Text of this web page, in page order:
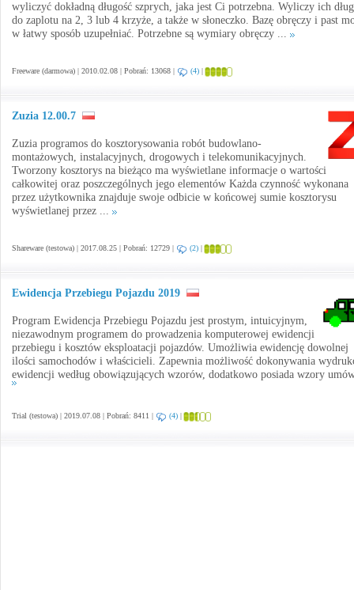
wyliczyć dokładną długość szprych, jaka jest Ci potrzebna. Wyliczy ich
do zaplotu na 2, 3 lub 4 krzyże, a także w słoneczko. Bazę obręczy i past
w łatwy sposób uzupełniać. Potrzebne są wymiary obręczy ...
Freeware (darmowa) | 2010.02.08 | Pobrań: 13068 | (4) |
Zuzia 12.00.7
Zuzia programos do kosztorysowania robót budowlano-
montażowych, instalacyjnych, drogowych i telekomunikacyjnych.
Tworzony kosztorys na bieżąco ma wyświetlane informacje o wartości
całkowitej oraz poszczególnych jego elementów Każda czynność wykonana
przez użytkownika znajduje swoje odbicie w końcowej sumie kosztorysu
wyświetlanej przez ...
Shareware (testowa) | 2017.08.25 | Pobrań: 12729 | (2) |
Ewidencja Przebiegu Pojazdu 2019
Program Ewidencja Przebiegu Pojazdu jest prostym, intuicyjnym,
niezawodnym programem do prowadzenia komputerowej ewidencji
przebiegu i kosztów eksploatacji pojazdów. Umożliwia ewidencję dowolnej
ilości samochodów i właścicieli. Zapewnia możliwość dokonywania
ewidencji według obowiązujących wzorów, dodatkowo posiada wzory
Trial (testowa) | 2019.07.08 | Pobrań: 8411 | (4) |